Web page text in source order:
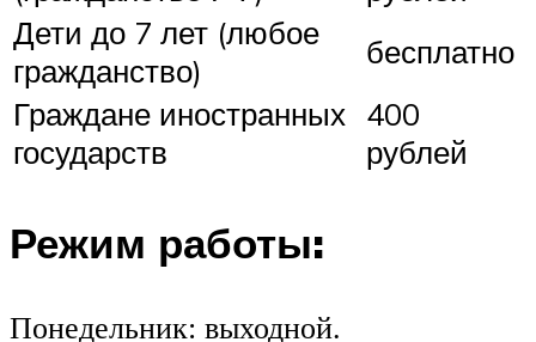
Дети до 7 лет (любое
гражданство)
бесплатно
Граждане иностранных
государств
400
рублей
Режим работы:
Понедельник: выходной.